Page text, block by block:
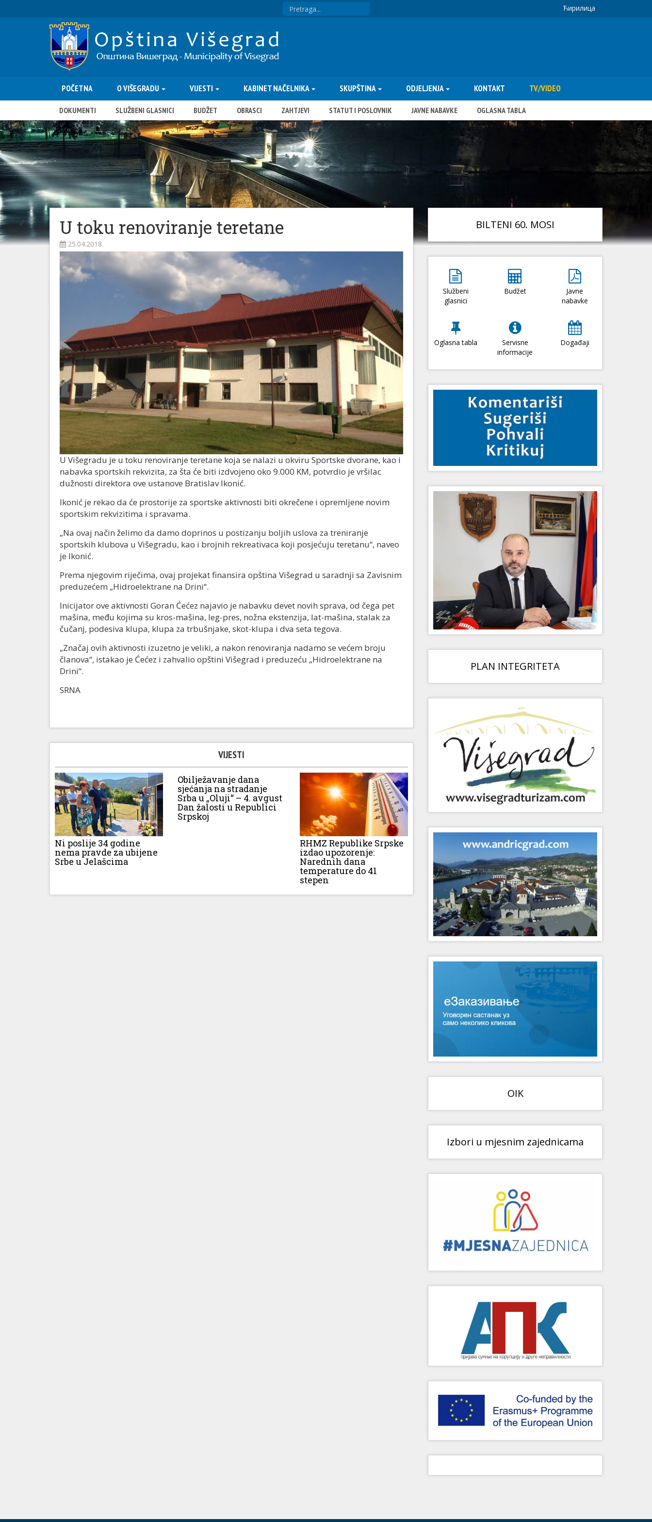
Ћирилица
POČETNA O VIŠEGRADU VIJESTI KABINET NAČELNIKA SKUPŠTINA ODJELJENJA KONTAKT TV/VIDEO
DOKUMENTI SLUŽBENI GLASNICI BUDŽET OBRASCI ZAHTJEVI STATUT I POSLOVNIK JAVNE NABAVKE OGLASNA TABLA
U toku renoviranje teretane
25.04.2018.
U Višegradu je u toku renoviranje teretane koja se nalazi u okviru Sportske dvorane, kao i
nabavka sportskih rekvizita, za šta će biti izdvojeno oko 9.000 KM, potvrdio je vršilac
dužnosti direktora ove ustanove Bratislav Ikonić.
Ikonić je rekao da će prostorije za sportske aktivnosti biti okrečene i opremljene novim
sportskim rekvizitima i spravama.
„Na ovaj način želimo da damo doprinos u postizanju boljih uslova za treniranje
sportskih klubova u Višegradu, kao i brojnih rekreativaca koji posjećuju teretanu“, naveo
je Ikonić.
Prema njegovim riječima, ovaj projekat finansira opština Višegrad u saradnji sa Zavisnim
preduzećem „Hidroelektrane na Drini“.
Inicijator ove aktivnosti Goran Ćećez najavio je nabavku devet novih sprava, od čega pet
mašina, među kojima su kros-mašina, leg-pres, nožna ekstenzija, lat-mašina, stalak za
čučanj, podesiva klupa, klupa za trbušnjake, skot-klupa i dva seta tegova.
„Značaj ovih aktivnosti izuzetno je veliki, a nakon renoviranja nadamo se većem broju
članova“, istakao je Ćećez i zahvalio opštini Višegrad i preduzeću „Hidroelektrane na
Drini“.
SRNA
VIJESTI
Ni poslije 34 godine
nema pravde za ubijene
Srbe u Jelašcima
Obilježavanje dana
sjećanja na stradanje
Srba u „Oluji“ – 4. avgust
Dan žalosti u Republici
Srpskoj
RHMZ Republike Srpske
izdao upozorenje:
Narednih dana
temperature do 41
stepen
BILTENI 60. MOSI
Službeni
glasnici
Budžet
Javne
nabavke
Oglasna tabla
Servisne
informacije
Događaji
PLAN INTEGRITETA
OIK
Izbori u mjesnim zajednicama